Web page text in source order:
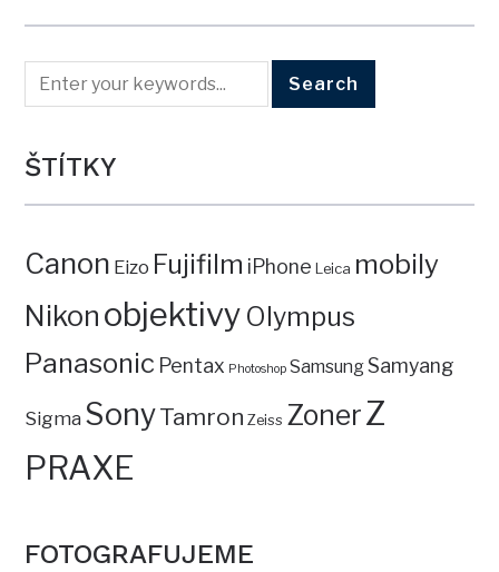
ŠTÍTKY
Canon Eizo Fujifilm iPhone Leica mobily
Nikon objektivy Olympus
Panasonic Pentax Photoshop SamsungSamyang
Sigma SonyTamron Zeiss ZonerZ
PRAXE
FOTOGRAFUJEME